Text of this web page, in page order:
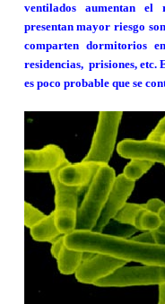
ventilados aumentan el
presentan mayor riesgo
comparten dormitorios
residencias, prisiones, etc.
es poco probable que se